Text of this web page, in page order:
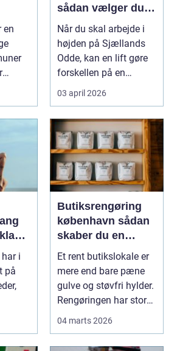
en
sådan vælger du
den rigtige løsning
Når du skal arbejde i
højden på Sjællands
Odde, kan en lift gøre
forskellen på en
besværlig og en ov...
03 april 2026
i
på
Butiksrengøring
københavn sådan
skaber du en
butik, kunderne
har lyst til at
komme tilbage til
Et rent butikslokale er
mere end bare pæne
gulve og støvfri hylder.
Rengøringen har stor
betydning f...
04 marts 2026